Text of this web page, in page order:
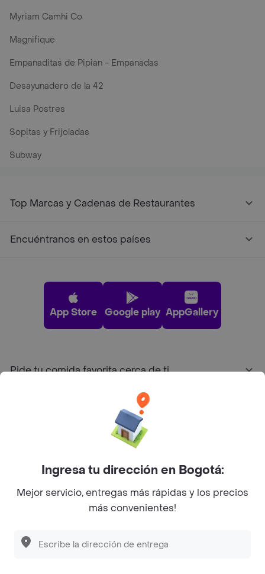
Myriam Camhi Co
Magnifique
Empanaditas de Pipian - Empanadas
Desayunadero de la 42
Luisa Postres
Sopitas y Frijoladas
Subway
Top Marcas y Cadenas de Restaurantes
Encuéntranos en estos países
App Store Google play AppGallery
Pide tu comida favorita cerca de ti
Sobre Rappi
Facebook
Twitter
Instagram
©2026Rappi Inc. All rights reserved.
Ingresa tu dirección en Bogotá:
Mejor servicio, entregas más rápidas y los precios
más convenientes!